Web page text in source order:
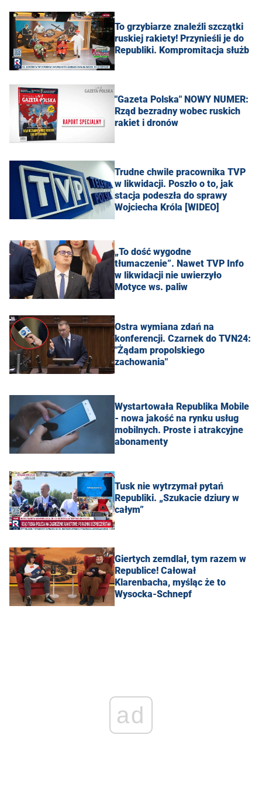
To grzybiarze znaleźli szczątki
ruskiej rakiety! Przynieśli je do
Republiki. Kompromitacja służb
"Gazeta Polska" NOWY NUMER:
Rząd bezradny wobec ruskich
rakiet i dronów
Trudne chwile pracownika TVP
w likwidacji. Poszło o to, jak
stacja podeszła do sprawy
Wojciecha Króla [WIDEO]
„To dość wygodne
tłumaczenie”. Nawet TVP Info
w likwidacji nie uwierzyło
Motyce ws. paliw
Ostra wymiana zdań na
konferencji. Czarnek do TVN24:
"Żądam propolskiego
zachowania"
Wystartowała Republika Mobile
- nowa jakość na rynku usług
mobilnych. Proste i atrakcyjne
abonamenty
Tusk nie wytrzymał pytań
Republiki. „Szukacie dziury w
całym”
Giertych zemdlał, tym razem w
Republice! Całował
Klarenbacha, myśląc że to
Wysocka-Schnepf
ad